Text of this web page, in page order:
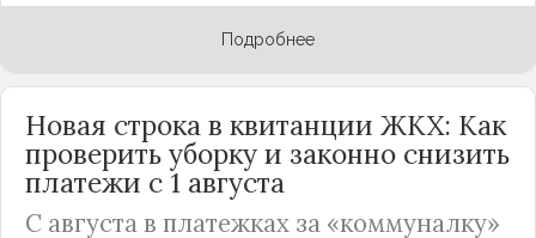
Подробнее
Новая строка в квитанции ЖКХ: Как
проверить уборку и законно снизить
платежи с 1 августа
С августа в платежках за «коммуналку»